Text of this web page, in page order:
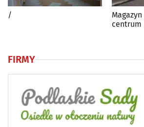
/
centrum
FIRMY